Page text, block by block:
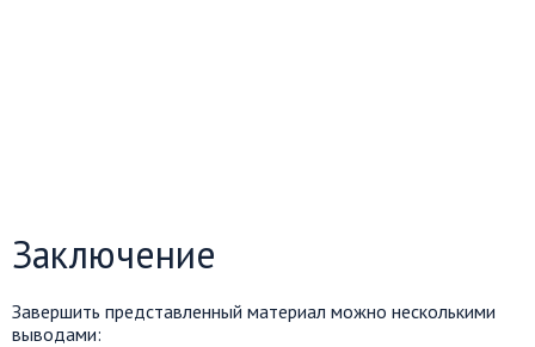
Заключение
Завершить представленный материал можно несколькими
выводами: